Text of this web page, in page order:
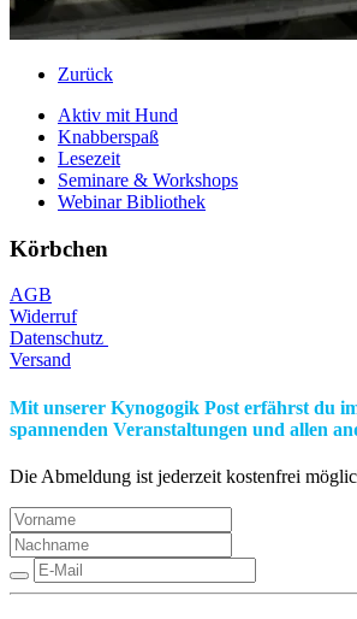
Zurück
Aktiv mit Hund
Knabberspaß
Lesezeit
Seminare & Workshops
Webinar Bibliothek
Körbchen
AGB
Widerruf
Datenschutz
Versand
Mit unserer Kynogogik Post erfährst du
spannenden Veranstaltungen und allen
Die Abmeldung ist jederzeit kostenfrei